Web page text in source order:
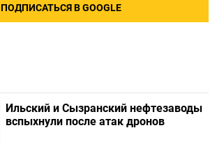
ПОДПИСАТЬСЯ В GOOGLE
Ильский и Сызранский нефтезаводы
вспыхнули после атак дронов